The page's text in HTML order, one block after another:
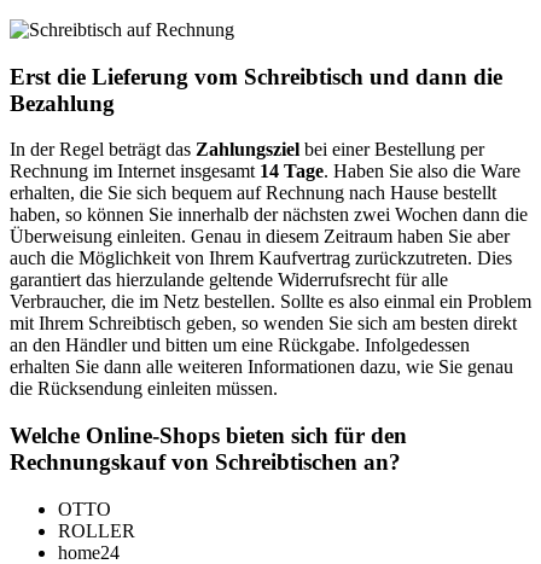
Erst die Lieferung vom Schreibtisch und dann die
Bezahlung
In der Regel beträgt das Zahlungsziel bei einer Bestellung per
Rechnung im Internet insgesamt 14 Tage. Haben Sie also die Ware
erhalten, die Sie sich bequem auf Rechnung nach Hause bestellt
haben, so können Sie innerhalb der nächsten zwei Wochen dann die
Überweisung einleiten. Genau in diesem Zeitraum haben Sie aber
auch die Möglichkeit von Ihrem Kaufvertrag zurückzutreten. Dies
garantiert das hierzulande geltende Widerrufsrecht für alle
Verbraucher, die im Netz bestellen. Sollte es also einmal ein Problem
mit Ihrem Schreibtisch geben, so wenden Sie sich am besten direkt
an den Händler und bitten um eine Rückgabe. Infolgedessen
erhalten Sie dann alle weiteren Informationen dazu, wie Sie genau
die Rücksendung einleiten müssen.
Welche Online-Shops bieten sich für den
Rechnungskauf von Schreibtischen an?
OTTO
ROLLER
home24